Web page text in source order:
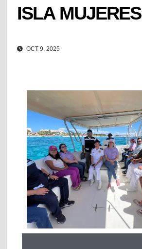
ISLA MUJERES
OCT 9, 2025